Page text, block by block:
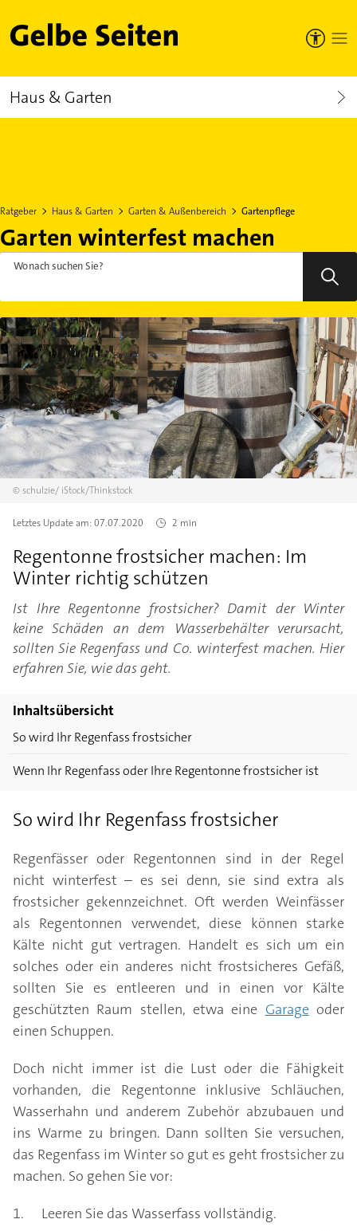
Gelbe Seiten
Haus & Garten
Ratgeber Haus & Garten Garten & Außenbereich Gartenpflege
Garten winterfest machen
Wonach suchen Sie?
©schulzie/ iStock/Thinkstock
Letztes Update am:07.07.2020 2 min
Regentonne frostsicher machen: Im
Winter richtig schützen
Ist Ihre Regentonne frostsicher? Damit der Winter
keine Schäden an dem Wasserbehälter verursacht,
sollten Sie Regenfass und Co. winterfest machen. Hier
erfahren Sie, wie das geht.
Inhaltsübersicht
So wird Ihr Regenfass frostsicher
Wenn Ihr Regenfass oder Ihre Regentonne frostsicher ist
So wird Ihr Regenfass frostsicher
Regenfässer oder Regentonnen sind in der Regel
nicht winterfest – es sei denn, sie sind extra als
frostsicher gekennzeichnet. Oft werden Weinfässer
als Regentonnen verwendet, diese können starke
Kälte nicht gut vertragen. Handelt es sich um ein
solches oder ein anderes nicht frostsicheres Gefäß,
sollten Sie es entleeren und in einen vor Kälte
geschützten Raum stellen, etwa eine Garageoder
einen Schuppen.
Doch nicht immer ist die Lust oder die Fähigkeit
vorhanden, die Regentonne inklusive Schläuchen,
Wasserhahn und anderem Zubehör abzubauen und
ins Warme zu bringen. Dann sollten Sie versuchen,
das Regenfass im Winter so gut es geht frostsicher zu
machen. So gehen Sie vor:
Leeren Sie das Wasserfass vollständig.